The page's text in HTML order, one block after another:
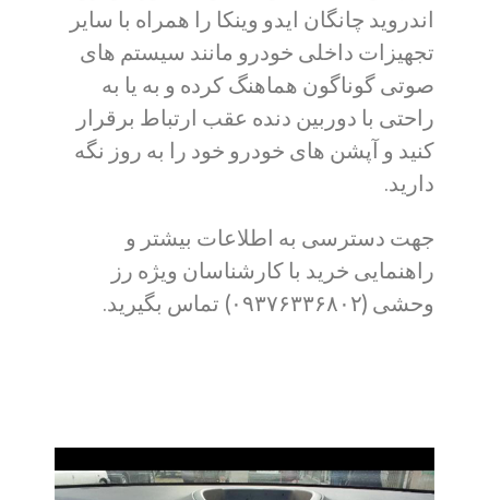
اندروید چانگان ایدو وینکا را همراه با سایر
تجهیزات داخلی خودرو مانند سیستم های
صوتی گوناگون هماهنگ کرده و به یا به
راحتی با دوربین دنده عقب ارتباط برقرار
کنید و آپشن های خودرو خود را به روز نگه
دارید.
جهت دسترسی به اطلاعات بیشتر و
راهنمایی خرید با کارشناسان ویژه رز
وحشی (۰۹۳۷۶۳۳۶۸۰۲) تماس بگیرید.